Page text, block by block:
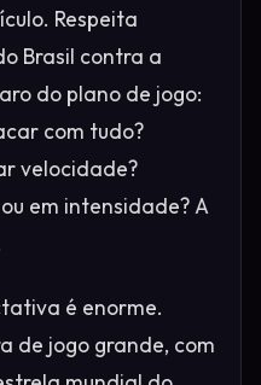
Respeita
Brasil contra a
do plano de jogo:
com tudo?
velocidade?
em intensidade? A
é enorme.
de jogo grande, com